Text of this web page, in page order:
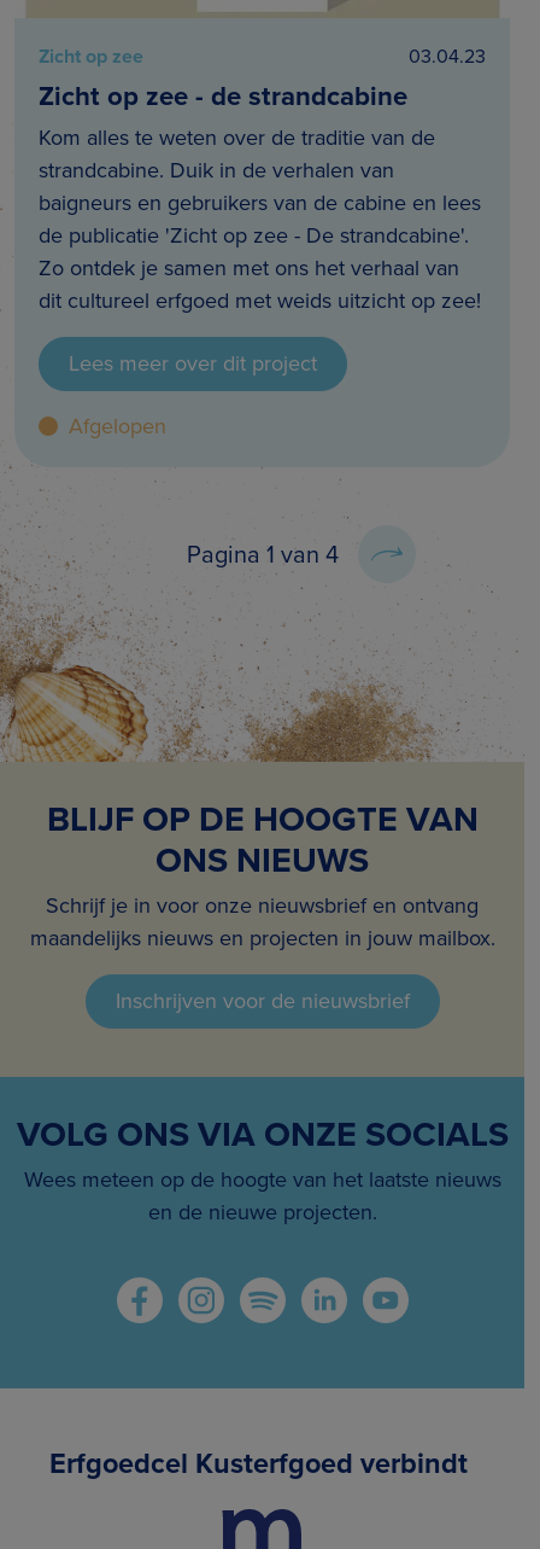
Zicht op zee 03.04.23
Zicht op zee - de strandcabine
Kom alles te weten over de traditie van de
strandcabine. Duik in de verhalen van
baigneurs en gebruikers van de cabine en lees
de publicatie 'Zicht op zee - De strandcabine'.
Zo ontdek je samen met ons het verhaal van
dit cultureel erfgoed met weids uitzicht op zee!
Lees meer over dit project
Afgelopen
Pagina 1 van 4
BLIJF OP DE HOOGTE VAN
ONS NIEUWS
Schrijf je in voor onze nieuwsbrief en ontvang
maandelijks nieuws en projecten in jouw mailbox.
Inschrijven voor de nieuwsbrief
VOLG ONS VIA ONZE SOCIALS
Wees meteen op de hoogte van het laatste nieuws
en de nieuwe projecten.
Erfgoedcel Kusterfgoed verbindt